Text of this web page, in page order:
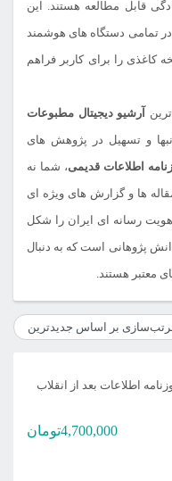
قابل مطالعه هستند. این
در تمامی دستگاه های هوشمند
کاغذی را برای کاربر فراهم
آرشیو دیجیتال مطبوعات
و تسهیل در پژوهش های
اطلاعات قدیمی، شما نه
ها و گزارش های ویژه ای
رسانه ای ایران را شکل
پژوهانی است که به دنبال
معتبر هستند.
اطلاعات بعد از انقلاب
4,700,000تومان